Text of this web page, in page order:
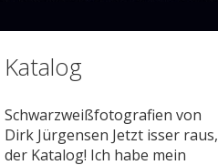
Katalog
Schwarzweißfotografien von
Dirk Jürgensen Jetzt isser raus,
der Katalog! Ich habe mein